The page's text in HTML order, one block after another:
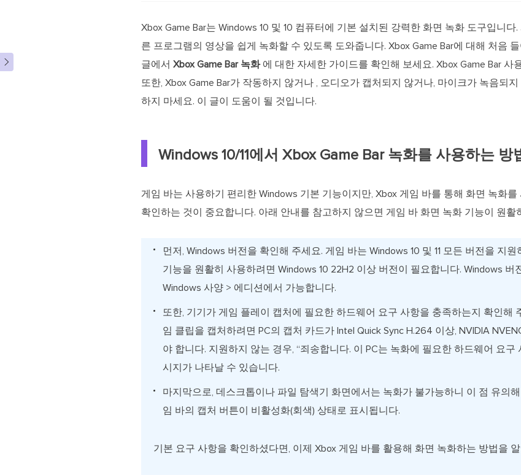
오디

Xbox Game Bar는 Windows 10 및 10 컴퓨터에 기본 설치된 강력한 화면 녹화 도구입니
른 프로그램의 영상을 쉽게 녹화할 수 있도록 도와줍니다. Xbox Game Bar에 대해 처음
글에서 Xbox Game Bar 녹화에 대한 자세한 가이드를 확인해 보세요. Xbox Game Bar 사
또한, Xbox Game Bar가 작동하지 않거나 , 오디오가 캡처되지 않거나, 마이크가 녹음되
하지 마세요. 이 글이 도움이 될 것입니다.
Windows 10/11에서 Xbox Game Bar 녹화를 사용하는 방
게임 바는 사용하기 편리한 Windows 기본 기능이지만, Xbox 게임 바를 통해 화면 녹화
확인하는 것이 중요합니다. 아래 안내를 참고하지 않으면 게임 바 화면 녹화 기능이 원활
먼저, Windows 버전을 확인해 주세요. 게임 바는 Windows 10 및 11 모든 버전을 지
기능을 원활히 사용하려면 Windows 10 22H2 이상 버전이 필요합니다. Windows 버
Windows 사양 > 에디션에서 가능합니다.
또한, 기기가 게임 플레이 캡처에 필요한 하드웨어 요구 사항을 충족하는지 확인해
임 클립을 캡처하려면 PC의 캡처 카드가 Intel Quick Sync H.264 이상, NVIDIA
야 합니다. 지원하지 않는 경우, “죄송합니다. 이 PC는 녹화에 필요한 하드웨어 요구
시지가 나타날 수 있습니다.
마지막으로, 데스크톱이나 파일 탐색기 화면에서는 녹화가 불가능하니 이 점 유의
임 바의 캡처 버튼이 비활성화(회색) 상태로 표시됩니다.
기본 요구 사항을 확인하셨다면, 이제 Xbox 게임 바를 활용해 화면 녹화하는 방법을